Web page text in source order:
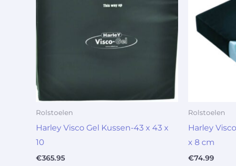
Rolstoelen
Harley Visco Gel Kussen-43 x 43 x
10
€365.95
Rolstoelen
Harley
x 8 cm
€74.99